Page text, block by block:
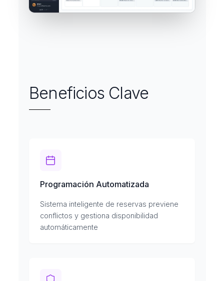
Beneficios Clave
Programación Automatizada
Sistema inteligente de reservas previene
conflictos y gestiona disponibilidad
automáticamente